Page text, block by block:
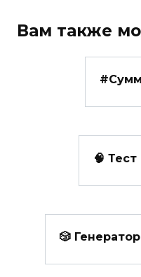
Вам также
🧠
🎲